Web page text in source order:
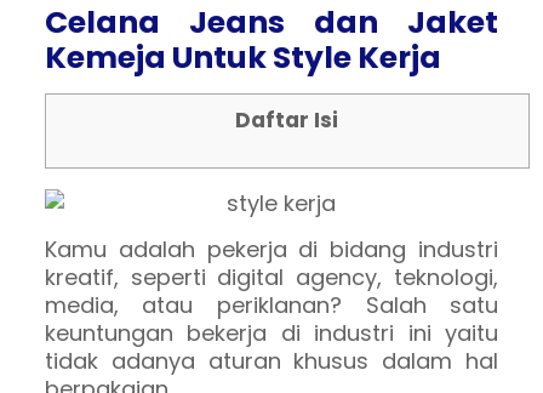
Celana Jeans dan Jaket
Kemeja UntukStyle Kerja
Daftar Isi
Kamu adalah pekerja di bidang industri
kreatif, seperti digital agency, teknologi,
media, atau periklanan? Salah satu
keuntungan bekerja di industri ini yaitu
tidak adanya aturan khusus dalam hal